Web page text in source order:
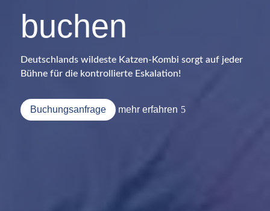
buchen
Deutschlands wildeste Katzen-Kombi sorgt auf jeder
Bühne für die kontrollierte Eskalation!
Buchungsanfrage mehr erfahren